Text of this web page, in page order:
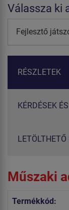
Válassza ki
Fejlesztő
RÉSZLETEK
KÉRDÉSEK
Műszaki
Termékkód: